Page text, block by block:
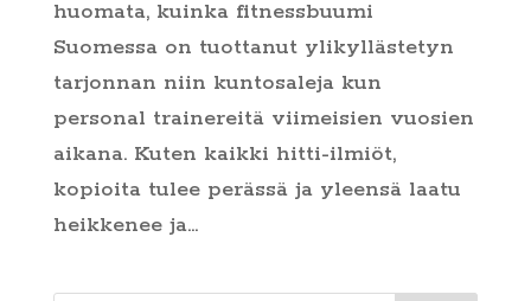
huomata, kuinka fitnessbuumi
Suomessa on tuottanut ylikyllästetyn
tarjonnan niin kuntosaleja kun
personal trainereitä viimeisien vuosien
aikana. Kuten kaikki hitti-ilmiöt,
kopioita tulee perässä ja yleensä laatu
heikkenee ja...